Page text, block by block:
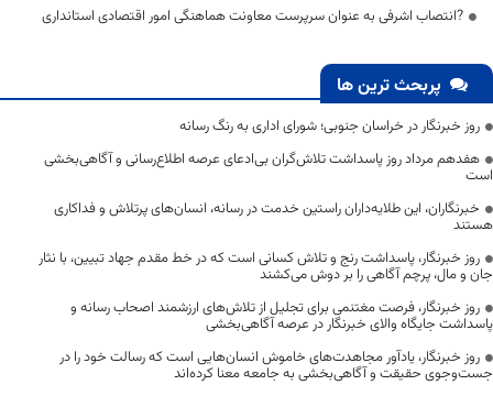
?انتصاب اشرفی به عنوان سرپرست معاونت هماهنگی امور اقتصادی استانداری
پربحث ترین ها
روز خبرنگار در خراسان جنوبی؛ شورای اداری به رنگ رسانه
هفدهم مرداد روز پاسداشت تلاش‌گران بی‌ادعای عرصه اطلاع‌رسانی و آگاهی‌بخشی
است
خبرنگاران، این طلایه‌داران راستین خدمت در رسانه، انسان‌های پرتلاش و فداکاری
هستند
روز خبرنگار، پاسداشت رنج و تلاش کسانی است که در خط مقدم جهاد تبیین، با نثار
جان و مال، پرچم آگاهی را بر دوش می‌کشند
روز خبرنگار، فرصت مغتنمی برای تجلیل از تلاش‌های ارزشمند اصحاب رسانه و
پاسداشت جایگاه والای خبرنگار در عرصه آگاهی‌بخشی
روز خبرنگار، یادآور مجاهدت‌های خاموش انسان‌هایی است که رسالت خود را در
جست‌وجوی حقیقت و آگاهی‌بخشی به جامعه معنا کرده‌اند